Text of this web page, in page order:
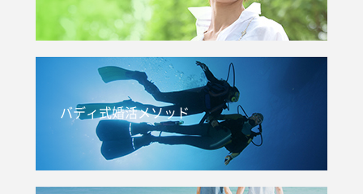
バディ式婚活メソッド